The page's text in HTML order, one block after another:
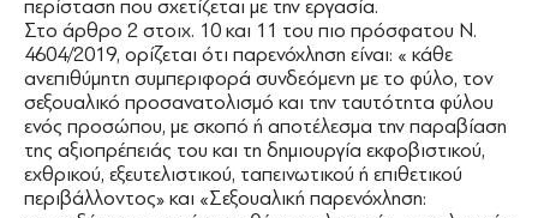
περίσταση που σχετίζεται με την εργασία.
Στο άρθρο 2 στοιχ. 10 και 11 του πιο πρόσφατου Ν.
4604/2019, ορίζεται ότι παρενόχληση είναι: « κάθε
ανεπιθύμητη συμπεριφορά συνδεόμενη με το φύλο, τον
σεξουαλικό προσανατολισμό και την ταυτότητα φύλου
ενός προσώπου, με σκοπό ή αποτέλεσμα την παραβίαση
της αξιοπρέπειάς του και τη δημιουργία εκφοβιστικού,
εχθρικού, εξευτελιστικού, ταπεινωτικού ή επιθετικού
περιβάλλοντος» και «Σεξουαλική παρενόχληση: